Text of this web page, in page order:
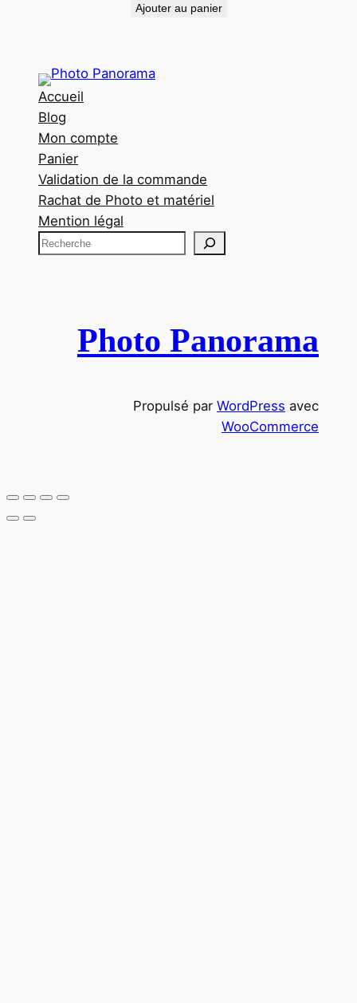
Ajouter au panier
Accueil
Blog
Mon compte
Panier
Validation de la commande
Rachat de Photo et matériel
Mention légal
R
Photo Panorama
Propulsé par WordPress avec
WooCommerce